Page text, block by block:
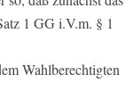
1 GG i.V.m. § 1
Wahlberechtigten